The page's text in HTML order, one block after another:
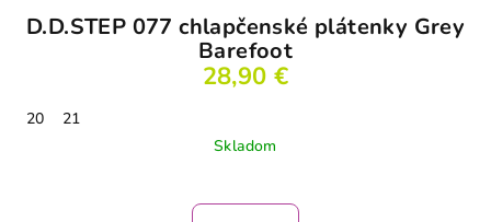
D.D.STEP 077 chlapčenské plátenky Grey
Barefoot
28,90 €
20
21
Skladom